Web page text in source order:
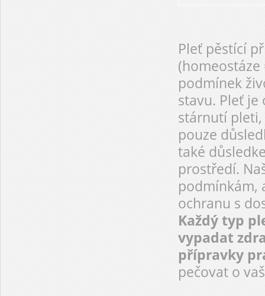
Pleť pěstící
podmínek
stavu. Pleť
stárnutí pleti,
pouze
také
prostředí.
podmínkám,
ochranu s
Každý typ
vypadat
přípravky
pečovat o